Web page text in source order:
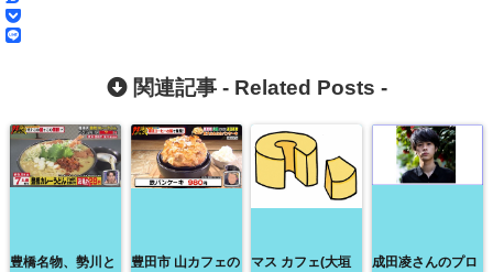
関連記事 - Related Posts -
豊橋名物、勢川と 豊田市 山カフェの マス カフェ(大垣 成田凌さんのプロ